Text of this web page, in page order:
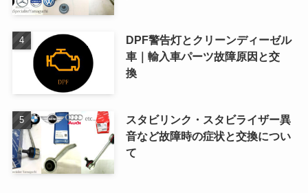
DPF警告灯とクリーンディーゼル
車｜輸入車パーツ故障原因と交
換
スタビリンク・スタビライザー異
音など故障時の症状と交換につい
て